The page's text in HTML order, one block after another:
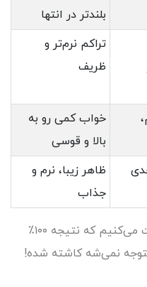
بلندتر در انتها
تراکم نرم‌تر و
ظریف
خواب کمی رو به
بالا و قوسی
ظاهر زیبا، نرم و
جذاب
ما تو طراحی ابرو آقایون خیلی دقت می‌کنیم که نتیجه ۱۰۰٪
نمی‌شه کاشته شده!